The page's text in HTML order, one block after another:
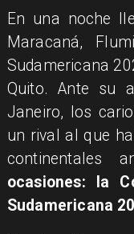
En una noche
Maracaná,
Sudamericana
Quito. Ante su
Janeiro, los
un rival al que
continentales
ocasiones: la
Sudamericana